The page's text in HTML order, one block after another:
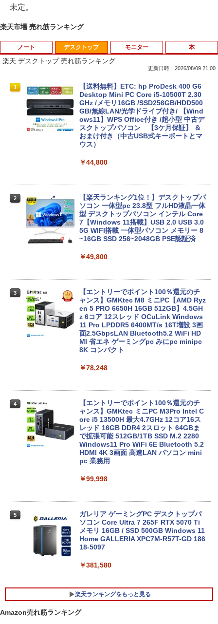
未定。
楽天市場 売れ筋ランキング
ノート
1
【期間限定 ポイントUP＆クーポン配
布】 Lenovo Chromebook Duet EDU G
2 2in1 ノートパソコン 83HKS00M00 Ch
romeOS MediaTek Kompanio 838 メモ
リ4GB eMMC64GB 10.95インチ タッチ
対応 再生品Sランク
￥29,800
ws11 Office付｜テンキー DVD 搭載｜C
ore i5 第7世代 メモリ 8GB SSD 256GB
｜店長厳選 Lenovo ThinkPad 15.6型 Bl
uetooth Wi-Fi 無線｜中古 パソコン 中古
PC Word Excel
B ラベンダーパープル 11型Androidタブ
レット 6GB/128GB/WiFi VHU5864JP
￥29,981
【P最大15倍還元】2025年新生活応援！
定済 Win11搭載 インテル第13世代CPU
ライン授業対応 軽量ノートPC 14Q8F
￥31,980
DELL Inspiron15 5583 Windows11 64
bit WEBカメラ HDMI テンキー Core i7 8
D1TB 無線LAN DVDマルチ A4サイズ フ
￥34,800
デスクトップ
楽天 デスクトップ 売れ筋ランキング
更新日時：2026/08/09 21:00
1
【送料無料】ETC: hp ProDesk 400 G6
Desktop Mini PC Core i5-10500T 2.30
GHz /メモリ16GB /SSD256GB/HDD500
GB/無線LAN/光学ドライブ付き/ 【Wind
ows11】WPS Office付き /超小型 中古デ
スクトップパソコン 【3ケ月保証】 ＆
おまけ付き（中古USB式キーボートとマ
ウス）
￥44,800
2
【楽天ランキング1位！】デスクトップパ
ソコン 一体型pc 23.8型 フルHD液晶一体
型 デスクトップパソコン インテル Core
7【Windows 11搭載】USB 2.0 USB 3.0
5G WIFI搭載 一体型パソコン メモリー 8
~16GB SSD 256~2048GB PSE認証済
￥49,800
3
【エントリーでポイント100％還元のチ
ャンス】GMKtec M8 ミニPC【AMD Ryz
en 5 PRO 6650H 16GB 512GB】4.5GH
z 6コア 12スレッド OCuLink Windows
11 Pro LPDDR5 6400MT/s 16T増設 3画
面2.5GbpsLAN Bluetooth5.2 WiFi HD
MI 省エネ ゲーミングpc みにpc minipc
8K コンパクト
￥78,248
4
【エントリーでポイント100％還元のチ
ャンス】GMKtec ミニPC M3Pro Intel C
ore i5 13500H 最大4.7GHz 12コア16ス
レッド 16GB DDR4 2スロット 64GBま
で拡張可能 512GB/1TB SSD M.2 2280
Windows11 Pro WiFi 6E Bluetooth 5.2
HDMI 4K 3画面 高速LAN パソコン mini
pc 業務用
￥99,998
5
ガレリア ゲーミングPC デスクトップパ
ソコン Core Ultra 7 265F RTX 5070 Ti
メモリ 16GB / SSD 500GB Windows 11
Home GALLERIA XPC7M-R57T-GD 186
18-5097
￥381,580
楽天ランキングをもっと見る
モニター 本
Amazon売れ筋ランキング